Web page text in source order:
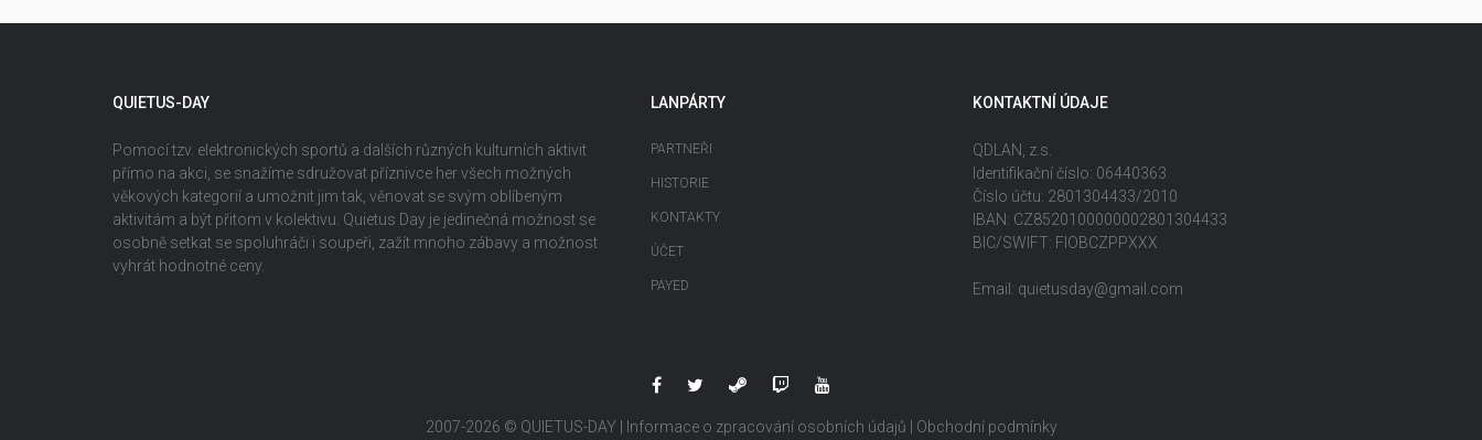
QUIETUS-DAY
Pomocí tzv. elektronických sportů a dalších různých kulturních aktivit
přímo na akci, se snažíme sdružovat příznivce her všech možných
věkových kategorií a umožnit jim tak, věnovat se svým oblíbeným
aktivitám a být přitom v kolektivu. Quietus Day je jedinečná možnost se
osobně setkat se spoluhráči i soupeři, zažít mnoho zábavy a možnost
vyhrát hodnotné ceny.
LANPÁRTY
PARTNEŘI
HISTORIE
KONTAKTY
ÚČET
PAYED
KONTAKTNÍ ÚDAJE
QDLAN, z.s.
Identifikační číslo: 06440363
Číslo účtu: 2801304433/2010
IBAN: CZ8520100000002801304433
BIC/SWIFT: FIOBCZPPXXX
Email: quietusday@gmail.com
2007-2026 © QUIETUS-DAY | Informace o zpracování osobních údajů Obchodní podmínky